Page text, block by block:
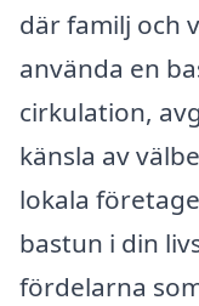
där familj och
använda en
cirkulation,
känsla av
lokala
bastun i din
fördelarna